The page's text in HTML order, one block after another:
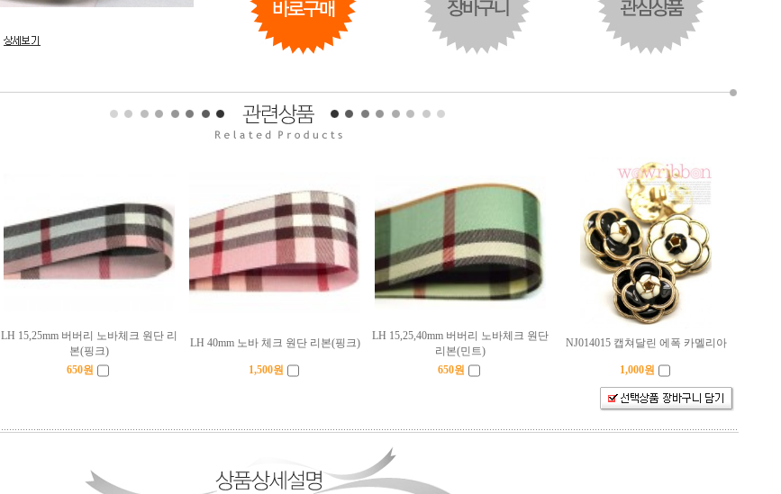
LH 15,25mm 버버리 노바체크 원단 리
본(핑크)
LH 40mm 노바 체크 원단 리본(핑크)
LH 15,25,40mm 버버리 노바체크 원단
리본(민트)
NJ014015 캡쳐달린 에폭 카멜리아
650원 1,500원 650원 1,000원